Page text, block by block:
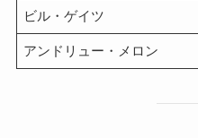
ビル・ゲイツ
アンドリュー・メロン